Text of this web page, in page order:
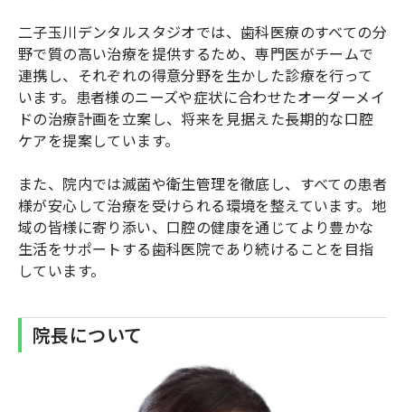
二子玉川デンタルスタジオでは、歯科医療のすべての分
野で質の高い治療を提供するため、専門医がチームで
連携し、それぞれの得意分野を生かした診療を行って
います。患者様のニーズや症状に合わせたオーダーメイ
ドの治療計画を立案し、将来を見据えた長期的な口腔
ケアを提案しています。
また、院内では滅菌や衛生管理を徹底し、すべての患者
様が安心して治療を受けられる環境を整えています。地
域の皆様に寄り添い、口腔の健康を通じてより豊かな
生活をサポートする歯科医院であり続けることを目指
しています。
院長について